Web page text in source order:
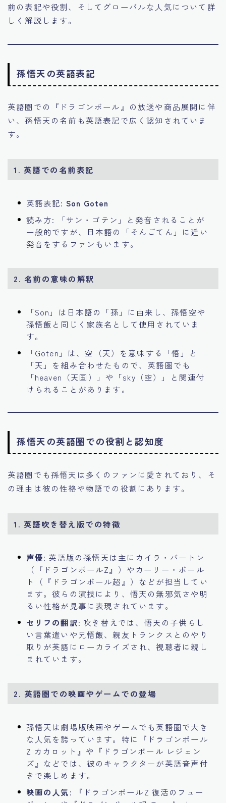
前の表記や役割、そしてグローバルな人気について詳
しく解説します。
孫悟天の英語表記
英語圏での『ドラゴンボール』の放送や商品展開に伴
い、孫悟天の名前も英語表記で広く認知されていま
す。
1. 英語での名前表記
英語表記: Son Goten
読み方: 「サン・ゴテン」と発音されることが
一般的ですが、日本語の「そんごてん」に近い
発音をするファンもいます。
2. 名前の意味の解釈
「Son」は日本語の「孫」に由来し、孫悟空や
孫悟飯と同じく家族名として使用されていま
す。
「Goten」は、空（天）を意味する「悟」と
「天」を組み合わせたもので、英語圏でも
「heaven（天国）」や「sky（空）」と関連付
けられることがあります。
孫悟天の英語圏での役割と認知度
英語圏でも孫悟天は多くのファンに愛されており、そ
の理由は彼の性格や物語での役割にあります。
1. 英語吹き替え版での特徴
声優: 英語版の孫悟天は主にカイラ・バートン
（『ドラゴンボールZ』）やカーリー・ボール
ト（『ドラゴンボール超』）などが担当してい
ます。彼らの演技により、悟天の無邪気さや明
るい性格が見事に表現されています。
セリフの翻訳: 吹き替えでは、悟天の子供らし
い言葉遣いや兄悟飯、親友トランクスとのやり
取りが英語にローカライズされ、視聴者に親し
まれています。
2. 英語圏での映画やゲームでの登場
孫悟天は劇場版映画やゲームでも英語圏で大き
な人気を誇っています。特に『ドラゴンボール
Z カカロット』や『ドラゴンボール レジェン
ズ』などでは、彼のキャラクターが英語音声付
きで楽しめます。
映画の人気: 『ドラゴンボールZ 復活のフュー